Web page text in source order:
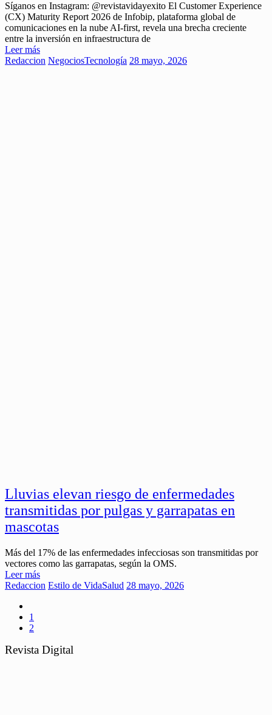
Síganos en Instagram: @revistavidayexito El Customer Experience
(CX) Maturity Report 2026 de Infobip, plataforma global de
comunicaciones en la nube AI-first, revela una brecha creciente
entre la inversión en infraestructura de
Leer más
Redaccion NegociosTecnología 28 mayo, 2026
Lluvias elevan riesgo de enfermedades
transmitidas por pulgas y garrapatas en
mascotas
Más del 17% de las enfermedades infecciosas son transmitidas por
vectores como las garrapatas, según la OMS.
Leer más
Redaccion Estilo de VidaSalud 28 mayo, 2026
1
2
Revista Digital